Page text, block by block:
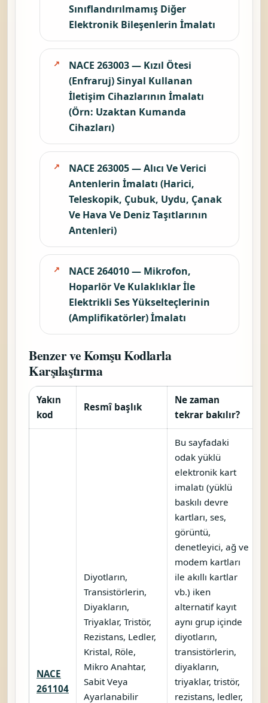
Sınıflandırılmamış Diğer
Elektronik Bileşenlerin İmalatı
NACE 263003 — Kızıl Ötesi
(Enfraruj) Sinyal Kullanan
İletişim Cihazlarının İmalatı
(Örn: Uzaktan Kumanda
Cihazları)
NACE 263005 — Alıcı Ve Verici
Antenlerin İmalatı (Harici,
Teleskopik, Çubuk, Uydu, Çanak
Ve Hava Ve Deniz Taşıtlarının
Antenleri)
NACE 264010 — Mikrofon,
Hoparlör Ve Kulaklıklar İle
Elektrikli Ses Yükselteçlerinin
(Amplifikatörler) İmalatı
Benzer ve Komşu Kodlarla
Karşılaştırma
Yakın
kod
Resmî başlık
Ne zaman
tekrar bakılır?
NACE
261104
Diyotların,
Transistörlerin,
Diyakların,
Triyaklar, Tristör,
Rezistans, Ledler,
Kristal, Röle,
Mikro Anahtar,
Sabit Veya
Ayarlanabilir
Bu sayfadaki
odak yüklü
elektronik kart
imalatı (yüklü
baskılı devre
kartları, ses,
görüntü,
denetleyici, ağ ve
modem kartları
ile akıllı kartlar
vb.) iken
alternatif kayıt
aynı grup içinde
diyotların,
transistörlerin,
diyakların,
triyaklar, tristör,
rezistans, ledler,